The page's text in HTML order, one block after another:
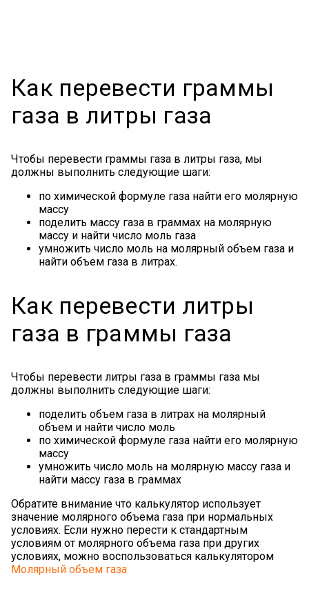
Как перевести граммы
газа в литры газа
Чтобы перевести граммы газа в литры газа, мы
должны выполнить следующие шаги:
по химической формуле газа найти его молярную
массу
поделить массу газа в граммах на молярную
массу и найти число моль газа
умножить число моль на молярный объем газа и
найти объем газа в литрах.
Как перевести литры
газа в граммы газа
Чтобы перевести литры газа в граммы газа мы
должны выполнить следующие шаги:
поделить объем газа в литрах на молярный
объем и найти число моль
по химической формуле газа найти его молярную
массу
умножить число моль на молярную массу газа и
найти массу газа в граммах
Обратите внимание что калькулятор использует
значение молярного объема газа при нормальных
условиях. Если нужно перести к стандартным
условиям от молярного объема газа при других
условиях, можно воспользоваться калькулятором
Молярный объем газа